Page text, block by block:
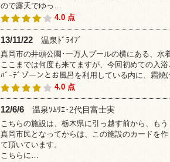
ので露天でゆっ…
4.0 点
13/11/22 温泉ﾄﾞﾗｲﾌﾞ
真岡市の井頭公園･一万人プールの横にある、水
ここまでは何度も来てますが、今回初めての入浴
ﾊﾞｰﾃﾞゾーンとお風呂を利用している内に、霜
4.0 点
12/6/6 温泉ｿﾑﾘｴ･2代目富士実
こちらの施設は、栃木県に引っ越す前から、も
真岡市民となってからは、この施設のカードを
て頂いています。
こちらに…